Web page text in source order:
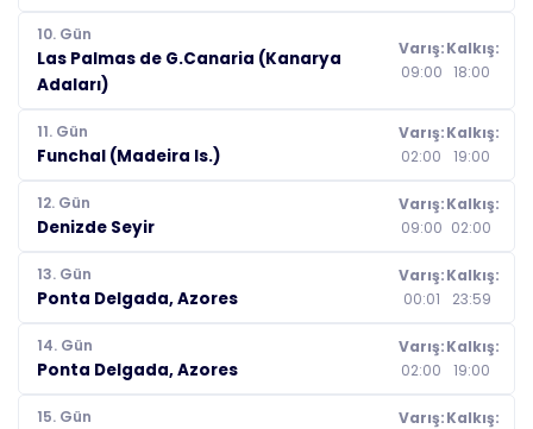
10. Gün
Las Palmas de G.Canaria (Kanarya
Adaları)
Varış:
09:00
Kalkış:
18:00
11. Gün
Funchal (Madeira Is.)
Varış:
02:00
Kalkış:
19:00
12. Gün
Denizde Seyir
Varış:
09:00
Kalkış:
02:00
13. Gün
Ponta Delgada, Azores
Varış:
00:01
Kalkış:
23:59
14. Gün
Ponta Delgada, Azores
Varış:
02:00
Kalkış:
19:00
15. Gün
Varış:Kalkış: